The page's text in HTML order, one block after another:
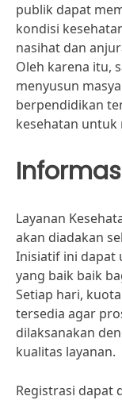
publik dapat
kondisi
nasihat dan
Oleh karena itu,
menyusun
berpendidikan
kesehatan
Layanan
akan diadakan
Inisiatif ini dapat
yang baik baik
Setiap hari,
tersedia agar
dilaksanakan
kualitas layanan.
Registrasi dapat